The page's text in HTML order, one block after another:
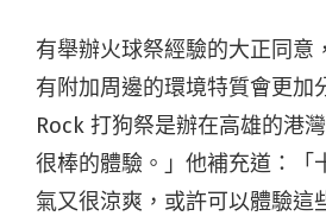
有舉辦火球祭經驗的大正同意
有附加周邊的環境特質會更加
Rock 打狗祭是辦在高雄的港
很棒的體驗。」他補充道：「
氣又很涼爽，或許可以體驗這